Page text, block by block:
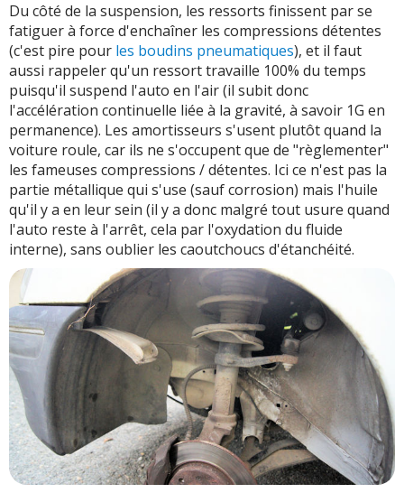
Du côté de la suspension, les ressorts finissent par se
fatiguer à force d'enchaîner les compressions détentes
(c'est pire pour les boudins pneumatiques), et il faut
aussi rappeler qu'un ressort travaille 100% du temps
puisqu'il suspend l'auto en l'air (il subit donc
l'accélération continuelle liée à la gravité, à savoir 1G en
permanence). Les amortisseurs s'usent plutôt quand la
voiture roule, car ils ne s'occupent que de "règlementer"
les fameuses compressions / détentes. Ici ce n'est pas la
partie métallique qui s'use (sauf corrosion) mais l'huile
qu'il y a en leur sein (il y a donc malgré tout usure quand
l'auto reste à l'arrêt, cela par l'oxydation du fluide
interne), sans oublier les caoutchoucs d'étanchéité.